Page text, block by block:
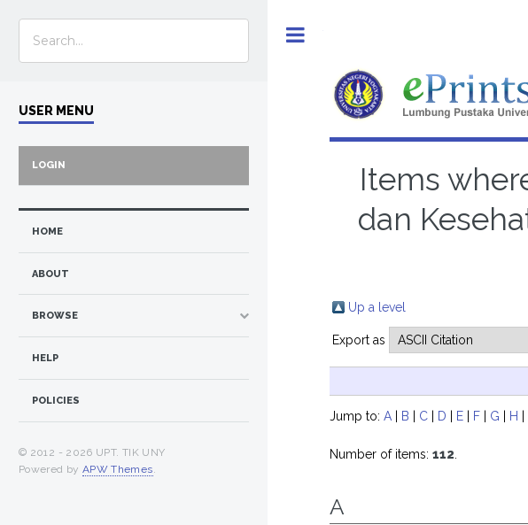
Items
dan
Up a level
Export as
Jump to:A | B | C | D | E | F | G | H |
Number of items:112
A
USER MENU
LOGIN
HOME
ABOUT
BROWSE
HELP
POLICIES
© 2012 - 2026 UPT. TIK UNY
Powered by APW Themes